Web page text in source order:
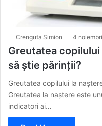
Crenguta Simion 4
Greutatea
să știe părinții?
Greutatea copilului la
Greutatea la naștere este
indicatori ai…